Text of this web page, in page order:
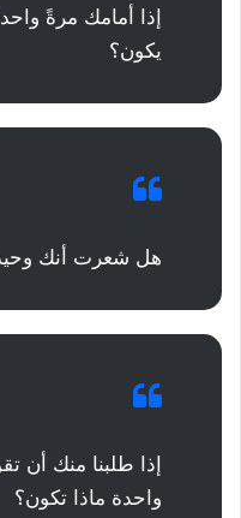
إذا أمامك مرةً
يكون؟
هل شعرت أنك
إذا طلبنا منك
واحدة ماذا تكون؟